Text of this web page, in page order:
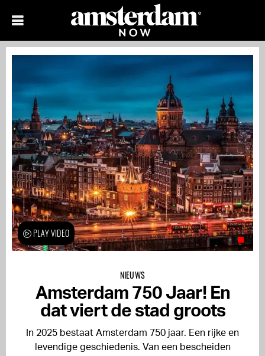
NIEUWS
Amsterdam 750 Jaar! En
dat viert de stad groots
In 2025 bestaat Amsterdam 750 jaar. Een rijke en
levendige geschiedenis. Van een bescheiden
PLAY VIDEO